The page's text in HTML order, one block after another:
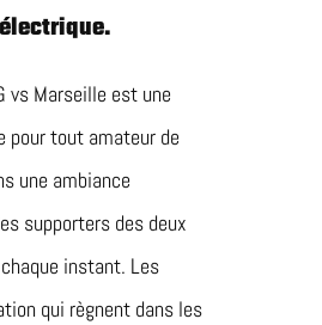
vs Marseille est une
pour tout amateur de
une ambiance
supporters des deux
instant. Les
qui règnent dans les